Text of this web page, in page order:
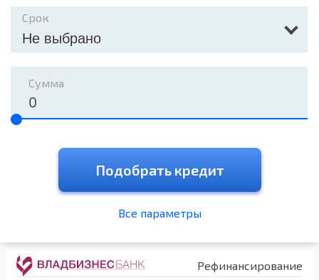
Срок
Не выбрано
Сумма
Подобрать кредит
Все параметры
Рефинансирование